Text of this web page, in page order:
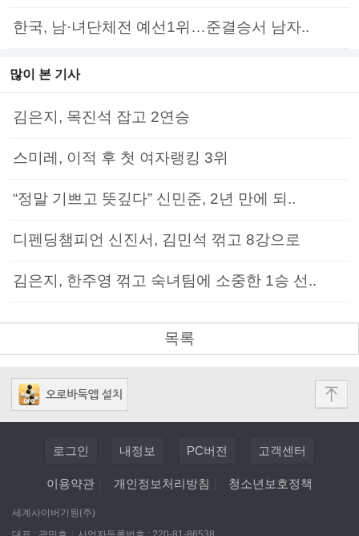
한국, 남·녀단체전 예선1위…준결승서 남자..
많이 본 기사
김은지, 목진석 잡고 2연승
스미레, 이적 후 첫 여자랭킹 3위
“정말 기쁘고 뜻깊다” 신민준, 2년 만에 되..
디펜딩챔피언 신진서, 김민석 꺾고 8강으로
김은지, 한주영 꺾고 숙녀팀에 소중한 1승 선..
목록
로그인 내정보 PC버전 고객센터
이용약관 개인정보처리방침 청소년보호정책
세계사이버기원(주)